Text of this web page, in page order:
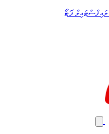
ލައިފްސްޓައިލް ފޮޓޯ